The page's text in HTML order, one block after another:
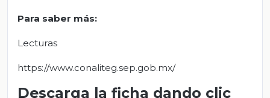
Para saber más:
Lecturas
https://www.conaliteg.sep.gob.mx/
Descarga la ficha dando clic